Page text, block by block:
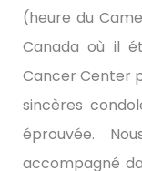
(heure du
Canada où il
Cancer Center
sincères
éprouvée.
accompagné